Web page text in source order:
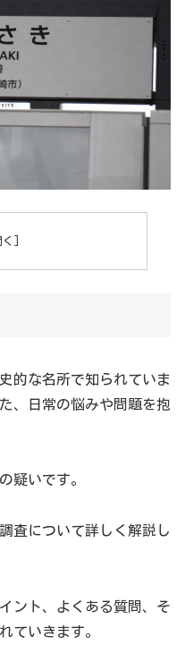
的な名所で知られていま
、日常の悩みや問題を抱
疑いです。
査について詳しく解説し
ント、よくある質問、そ
ていきます。